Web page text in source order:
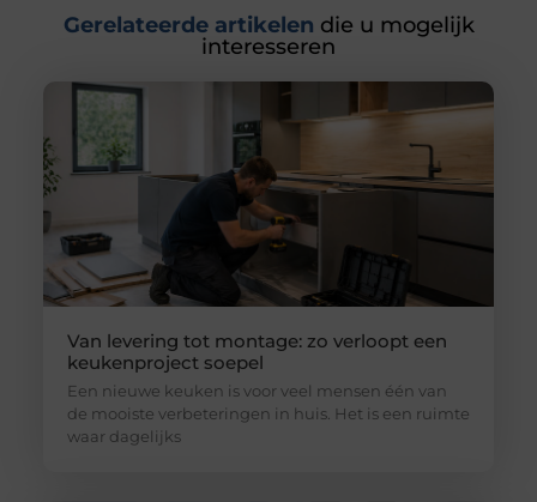
Gerelateerde artikelen die u mogelijk
interesseren
Van levering tot montage: zo verloopt een
keukenproject soepel
Een nieuwe keuken is voor veel mensen één van
de mooiste verbeteringen in huis. Het is een ruimte
waar dagelijks